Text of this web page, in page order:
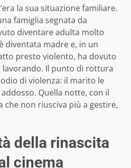
la sua situazione familiare.
famiglia segnata da
diventare adulta molto
diventata madre e, in un
presto violento, ha dovuto
lavorando. Il punto di rottura
di violenza: il marito le
Quella notte, con il
che non riusciva più a gestire,
della rinascita
cinema